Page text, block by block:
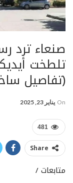
صنعاء ترد
تلطخت
(تفاصيل
On يناير 23, 2025
481
Share
متابعات /